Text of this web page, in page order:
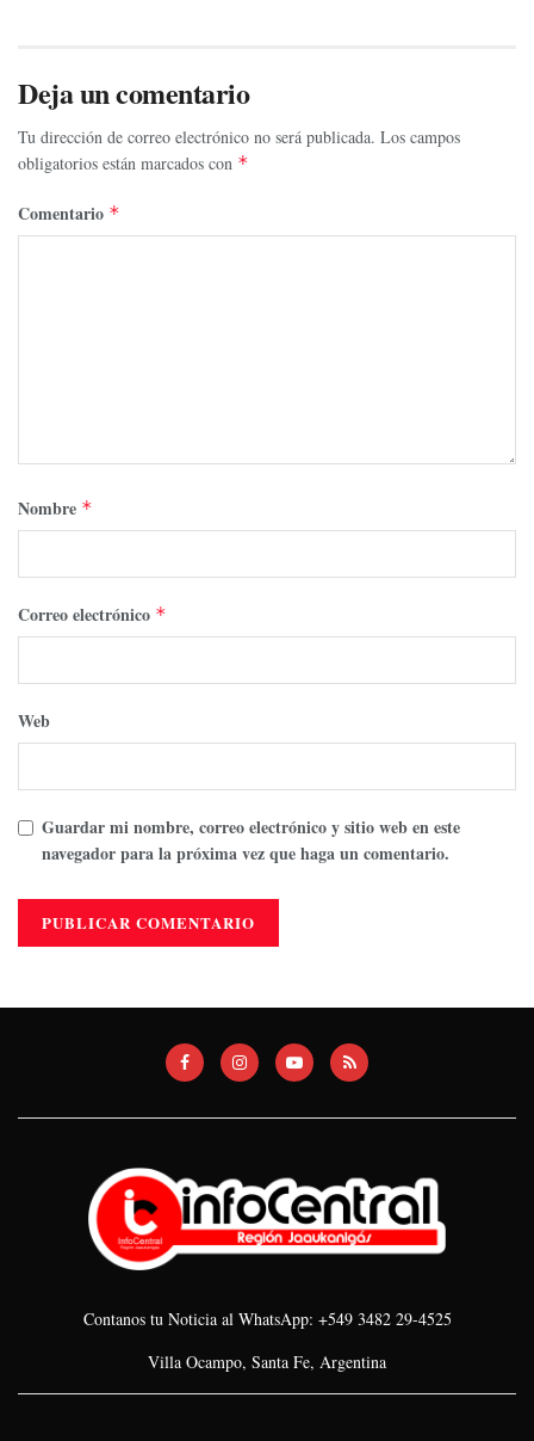
Deja un comentario
Tu dirección de correo electrónico no será publicada. Los campos
obligatorios están marcados con *
Comentario *
Nombre *
Correo electrónico *
Web
Guardar mi nombre, correo electrónico y sitio web en este
navegador para la próxima vez que haga un comentario.
Contanos tu Noticia al WhatsApp: +549 3482 29-4525
Villa Ocampo, Santa Fe, Argentina